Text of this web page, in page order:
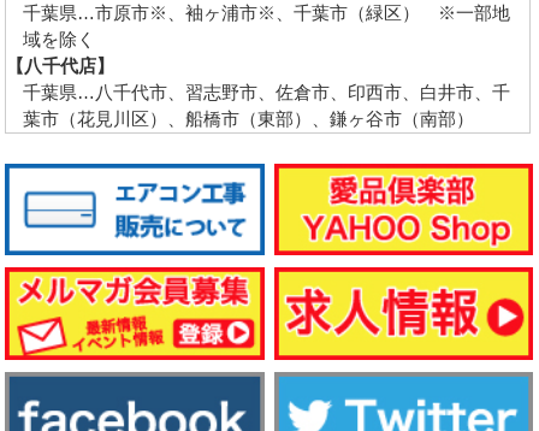
千葉県…市原市※、袖ヶ浦市※、千葉市（緑区） ※一部地
域を除く
【八千代店】
千葉県…八千代市、習志野市、佐倉市、印西市、白井市、千
葉市（花見川区）、船橋市（東部）、鎌ヶ谷市（南部）